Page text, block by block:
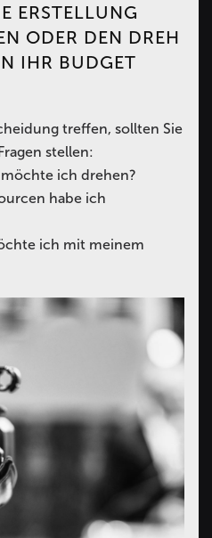
ERSTELLUNG
ODER DEN DREH
IHR BUDGET
treffen, sollten Sie
stellen:
ich drehen?
habe ich
ich mit meinem